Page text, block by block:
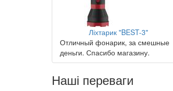
Ліхтарик "BEST-3"
Отличный фонарик, за смешные
деньги. Спасибо магазину.
Наші переваги